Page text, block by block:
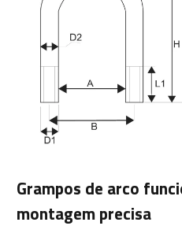
Grampos de arco
montagem precisa